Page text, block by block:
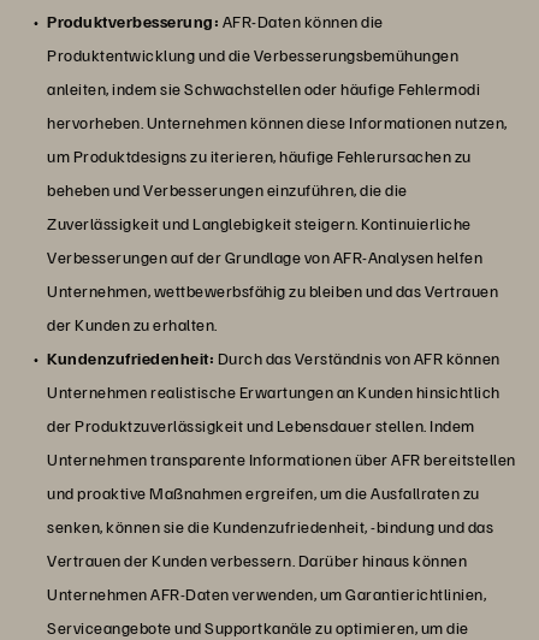
Produktverbesserung: AFR-Daten können die
Produktentwicklung und die Verbesserungsbemühungen
anleiten, indem sie Schwachstellen oder häufige Fehlermodi
hervorheben. Unternehmen können diese Informationen nutzen,
um Produktdesigns zu iterieren, häufige Fehlerursachen zu
beheben und Verbesserungen einzuführen, die die
Zuverlässigkeit und Langlebigkeit steigern. Kontinuierliche
Verbesserungen auf der Grundlage von AFR-Analysen helfen
Unternehmen, wettbewerbsfähig zu bleiben und das Vertrauen
der Kunden zu erhalten.
Kundenzufriedenheit: Durch das Verständnis von AFR können
Unternehmen realistische Erwartungen an Kunden hinsichtlich
der Produktzuverlässigkeit und Lebensdauer stellen. Indem
Unternehmen transparente Informationen über AFR bereitstellen
und proaktive Maßnahmen ergreifen, um die Ausfallraten zu
senken, können sie die Kundenzufriedenheit, -bindung und das
Vertrauen der Kunden verbessern. Darüber hinaus können
Unternehmen AFR-Daten verwenden, um Garantierichtlinien,
Serviceangebote und Supportkanäle zu optimieren, um die